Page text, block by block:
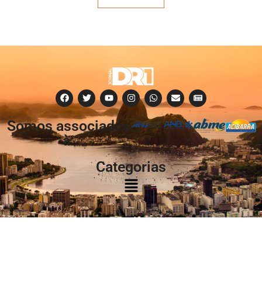
Somos associados
à:
Categorias